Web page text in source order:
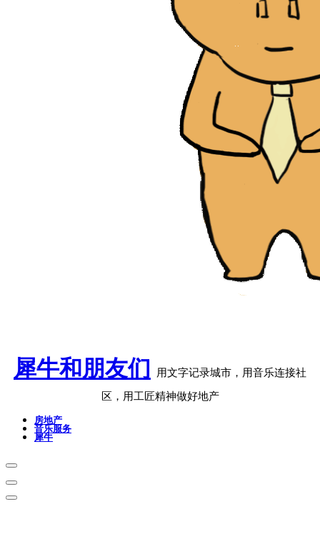
犀牛和朋友们 用文字记录城市，用音乐连接社
区，用工匠精神做好地产
房地产
音乐服务
犀牛